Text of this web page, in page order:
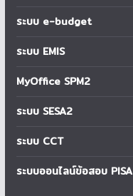
ระบบ e-budget
ระบบ EMIS
MyOffice SPM2
ระบบ SESA2
ระบบ CCT
ระบบออนไลน์ข้อสอบ PISA